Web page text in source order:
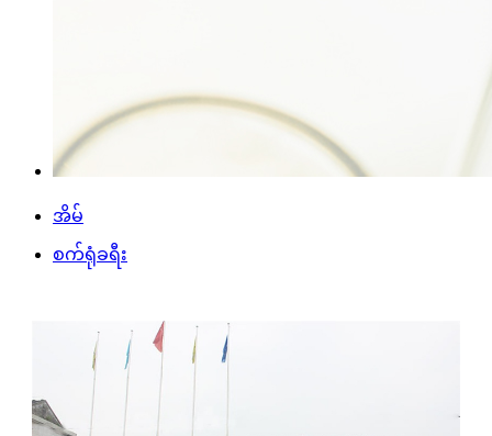
အိမ်
စက်ရုံခရီး